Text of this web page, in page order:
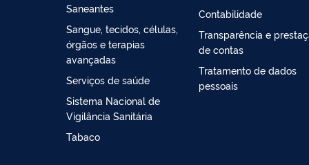
Saneantes
Sangue, tecidos, células,
órgãos e terapias
avançadas
Serviços de saúde
Sistema Nacional de
Vigilância Sanitária
Tabaco
Contabilidade
Transparência e
de contas
Tratamento de dados
pessoais